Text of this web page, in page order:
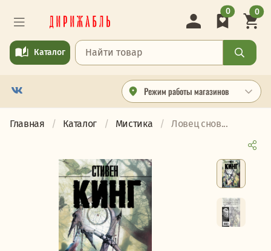
Режим работы магазинов
Каталог
0 0
Главная Каталог Мистика Ловец снов...